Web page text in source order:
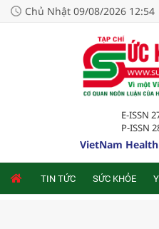
Chủ Nhật 09/08/2026 12:54
E-ISSN
P-ISSN
VietNam
TIN TỨC SỨC KHỎE